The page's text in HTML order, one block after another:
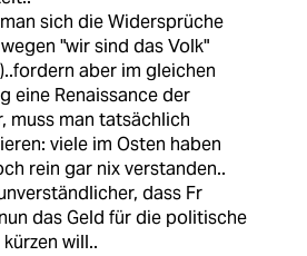
sich die Widersprüche
"wir sind das Volk"
aber im gleichen
eine Renaissance der
muss man tatsächlich
viele im Osten haben
rein gar nix verstanden..
dass Fr
das Geld für die politische
will..